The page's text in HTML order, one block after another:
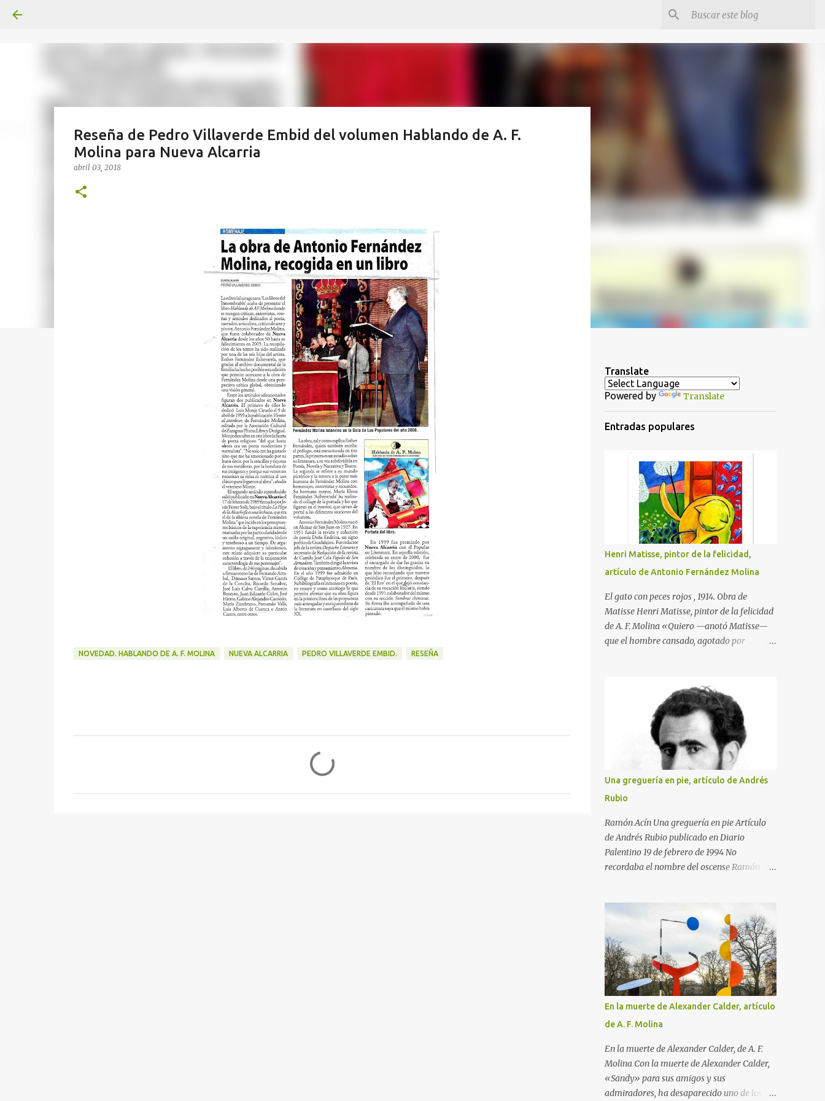
Reseña de Pedro Villaverde Embid del volumen Hablando de A. F.
Molina para Nueva Alcarria
abril 03, 2018
NOVEDAD. HABLANDO DE A. F. MOLINA NUEVA ALCARRIA PEDRO VILLAVERDE EMBID. RESEÑA
Translate
Powered by Translate
Entradas populares
Henri Matisse, pintor de la felicidad,
artículo de Antonio Fernández Molina
El gato con peces rojos , 1914. Obra de
Matisse Henri Matisse, pintor de la felicidad
de A. F. Molina «Quiero —anotó Matisse—
que el hombre cansado, agotado por
afirmación, que traduce la clara idea que
tenía de su misión como artista, llegó a
hacerse realidad en su obra. Nacido en
Gateau-Cambresis el día último del año
1869, hijo de un tratante en granos, nada en
su infancia y en su adolescencia parecía
indicar que estaba destinado a ser uno de los
creadores plásticos más importantes de su
tiempo. Durante un año asistió en París a las
clases de la Facultad de Derecho, sin que
durante él se le ocurriera visitar ningún
museo ni asistir a salas de exposiciones, y
después volvió a su provincia para empezar
los 21 años, aconteció lo maravilloso. Cayó
enfermo y, para que se entretuviera durante
la convalecencia, su madre le regaló...
Una greguería en pie, artículo de Andrés
Rubio
Ramón Acín Una greguería en pie Artículo
de Andrés Rubio publicado en Diario
Palentino 19 de febrero de 1994 No
recordaba el nombre del oscense Ramón
Buenos Aires) cuando en una de mis últimas
excursiones paseaba por el parque Miguel
Servet de Huesca, adonde acudí por las
casetas de libros que allí había con motivo
de la Feria del Libro en Huesca. El atractivo
acontecimiento parecía enmarcado en una
avenida del parque entre siluetas de árboles
espléndidos. Al verlos sentí esa sensación de
lo ya conocido, aunque no había estado
antes en ese lugar. Pero me equivocaba,
porque esas siluetas si me parecía haberlas
vivido antes era porque conocía la
reproducción de un magnífico cuadro de
En la muerte de Alexander Calder, artículo
de A. F. Molina
En la muerte de Alexander Calder, de A. F.
Molina Con la muerte de Alexander Calder,
«Sandy» para sus amigos y sus
admiradores, ha desaparecido uno de los